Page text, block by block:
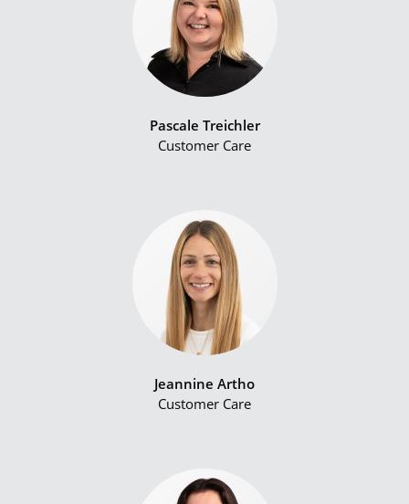
Pascale Treichler
Customer Care
Jeannine Artho
Customer Care